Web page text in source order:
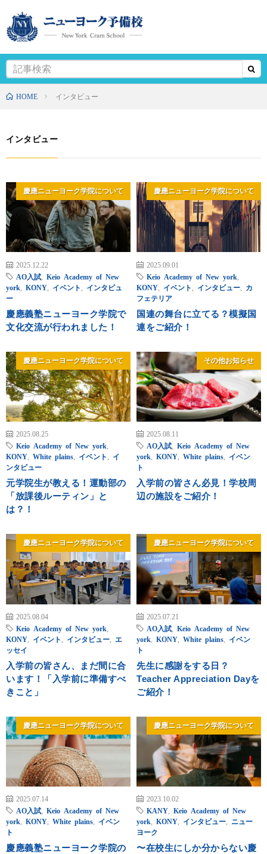
HOME インタビュー
インタビュー
慶應ニューヨーク学院について
2025.12.22
AO入試
Keio Academy of New
york
KONY イベント
インタビュ
ー
慶應義塾ニューヨーク学院で
文化交流が行われました！
慶應ニューヨーク学院について
2025.09.01
Keio Academy of New york
KONY
イベント インタビュー
カ
フェテリア
国連の舞台に立てる？模擬国
連をご紹介！
慶應ニューヨーク学院について
2025.08.25
Keio Academy of New york
KONY
White plains イベント
イ
ンタビュー
元学院生が教える！運動部の
「放課後ルーティン」と
は？！
その他お知らせ
2025.08.11
AO入試
Keio Academy of New
york
KONY White plains
イベン
ト
入学前の皆さん必見！学校周
辺の施設をご紹介！
慶應ニューヨーク学院について
2025.08.04
Keio Academy of New york
KONY
イベント インタビュー
エ
ッセイ
入学前の皆さん、まだ間に合
います！「入学前に準備すべ
きこと」
慶應ニューヨーク学院について
2025.07.21
AO入試
Keio Academy of New
york
KONY White plains
イベン
ト
先生に感謝をする日？
Teacher Appreciation Dayを
ご紹介！
慶應ニューヨーク学院について
2025.07.14
AO入試
Keio Academy of New
york
KONY White plains
イベン
ト
慶應義塾ニューヨーク学院の
慶應ニューヨーク学院について
2023.10.02
KANY
Keio Academy of New
york
KONY インタビュー
ニュー
ヨーク
〜在校生にしか分からない慶